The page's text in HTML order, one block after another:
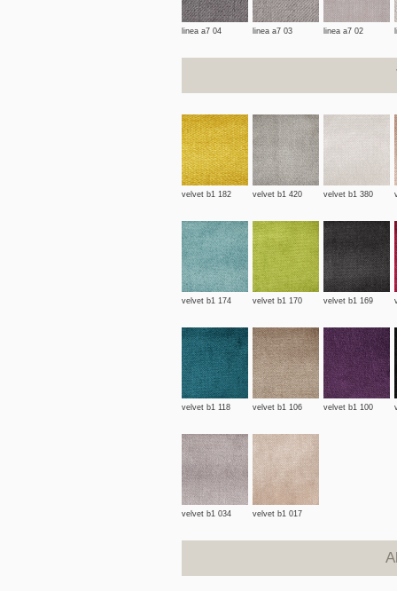
linea a7 04 linea a7 03 linea a7 02
velvet b1 182 velvet b1 420 velvet b1 380
velvet b1 174 velvet b1 170 velvet b1 169
velvet b1 118 velvet b1 106 velvet b1 100
velvet b1 034 velvet b1 017